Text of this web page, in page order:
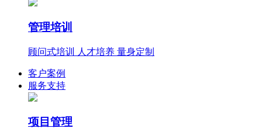
管理培训
顾问式培训 人才培养 量身定制
客户案例
服务支持
项目管理